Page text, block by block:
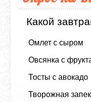
Какой
Омлет с сыром
Овсянка с
Тосты с авокадо
Творожная